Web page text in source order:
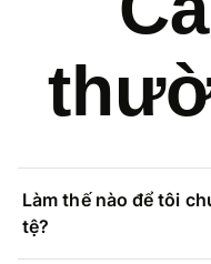
Làm thế nào để tôi
tệ?